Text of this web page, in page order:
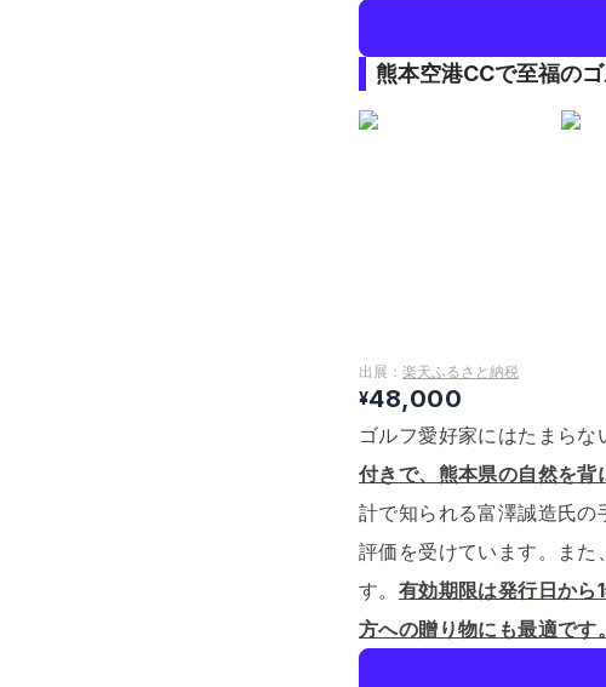
熊本空港CCで至福の
出展： 楽天ふるさと納税
¥48,000
ゴルフ愛好家にはたまらな
付きで、熊本県の自然を背
計で知られる富澤誠造氏
評価を受けています。
また
す。 有効期限は発行日から
方への贈り物にも最適です。